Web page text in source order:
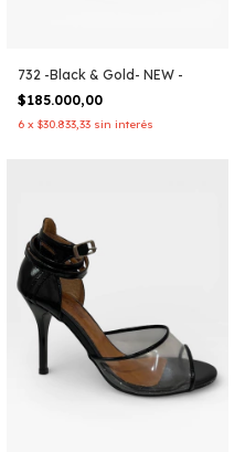
732 -Black & Gold- NEW -
$185.000,00
6 x $30.833,33 sin interés